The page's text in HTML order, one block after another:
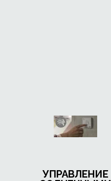
УПРАВЛЕНИЕ